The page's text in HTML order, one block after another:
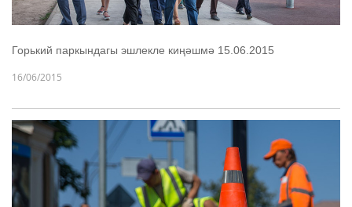
Горький паркындагы эшлекле киңәшмә 15.06.2015
16/06/2015